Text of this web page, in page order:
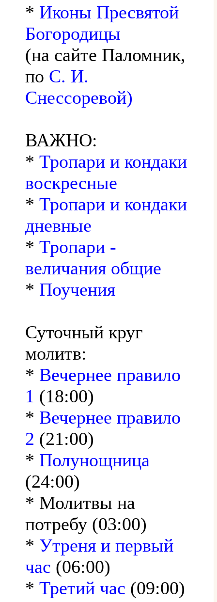
* Иконы Пресвятой
Богородицы
(на сайте Паломник,
по С. И.
Снессоревой)
ВАЖНО:
* Тропари и кондаки
воскресные
* Тропари и кондаки
дневные
* Тропари -
величания общие
* Поучения
Суточный круг
молитв:
* Вечернее правило
1 (18:00)
* Вечернее правило
2 (21:00)
* Полунощница
(24:00)
* Молитвы на
потребу (03:00)
* Утреня и первый
час (06:00)
* Третий час (09:00)